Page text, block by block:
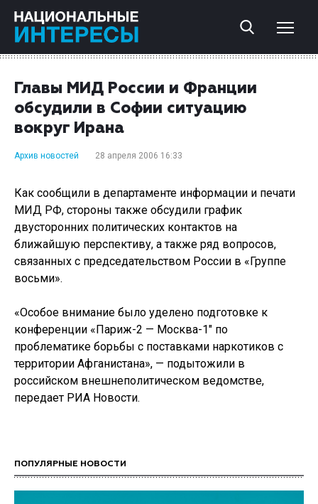
Главы МИД России и Франции
обсудили в Софии ситуацию
вокруг Ирана
Архив новостей 28 апреля 2006 16:33
Как сообщили в департаменте информации и печати
МИД РФ, стороны также обсудили график
двусторонних политических контактов на
ближайшую перспективу, а также ряд вопросов,
связанных с председательством России в «Группе
восьми».
«Особое внимание было уделено подготовке к
конференции «Париж-2 — Москва-1″ по
проблематике борьбы с поставками наркотиков с
территории Афганистана», — подытожили в
российском внешнеполитическом ведомстве,
передает РИА Новости.
ПОПУЛЯРНЫЕ НОВОСТИ